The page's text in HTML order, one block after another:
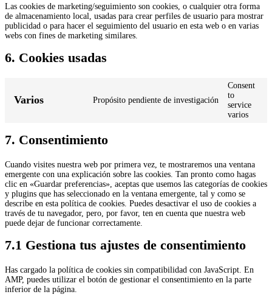
Las cookies de marketing/seguimiento son cookies, o cualquier otra forma
de almacenamiento local, usadas para crear perfiles de usuario para mostrar
publicidad o para hacer el seguimiento del usuario en esta web o en varias
webs con fines de marketing similares.
6. Cookies usadas
Varios Propósito pendiente de investigación
Consent
to
service
varios
7. Consentimiento
Cuando visites nuestra web por primera vez, te mostraremos una ventana
emergente con una explicación sobre las cookies. Tan pronto como hagas
clic en «Guardar preferencias», aceptas que usemos las categorías de cookies
y plugins que has seleccionado en la ventana emergente, tal y como se
describe en esta política de cookies. Puedes desactivar el uso de cookies a
través de tu navegador, pero, por favor, ten en cuenta que nuestra web
puede dejar de funcionar correctamente.
7.1 Gestiona tus ajustes de consentimiento
Has cargado la política de cookies sin compatibilidad con JavaScript. En
AMP, puedes utilizar el botón de gestionar el consentimiento en la parte
inferior de la página.